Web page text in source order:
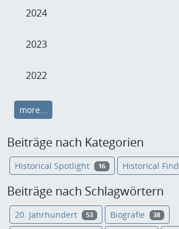
2024
2023
2022
more...
Beiträge nach Kategorien
Historical Spotlight 16 Historical Find
Beiträge nach Schlagwörtern
20. Jahrhundert 53 Biografie 38